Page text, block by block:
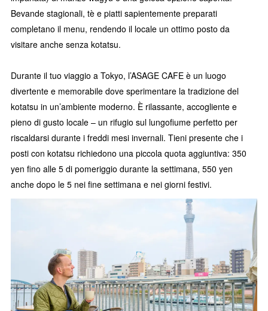
Bevande stagionali, tè e piatti sapientemente preparati
completano il menu, rendendo il locale un ottimo posto da
visitare anche senza kotatsu.
Durante il tuo viaggio a Tokyo, l’ASAGE CAFE è un luogo
divertente e memorabile dove sperimentare la tradizione del
kotatsu in un’ambiente moderno. È rilassante, accogliente e
pieno di gusto locale – un rifugio sul lungofiume perfetto per
riscaldarsi durante i freddi mesi invernali. Tieni presente che i
posti con kotatsu richiedono una piccola quota aggiuntiva: 350
yen fino alle 5 di pomeriggio durante la settimana, 550 yen
anche dopo le 5 nei fine settimana e nei giorni festivi.